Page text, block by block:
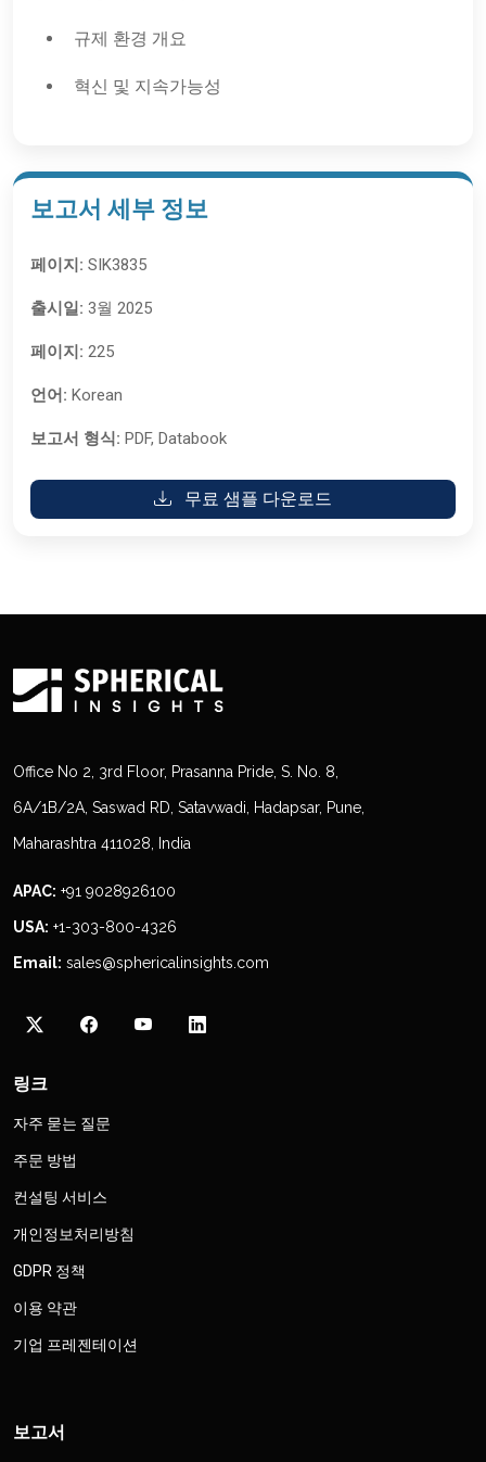
규제 환경 개요
혁신 및 지속가능성
보고서 세부 정보
페이지: SIK3835
출시일: 3월 2025
페이지: 225
언어: Korean
보고서 형식: PDF, Databook
무료 샘플 다운로드
Office No 2, 3rd Floor, Prasanna Pride, S. No. 8,
6A/1B/2A, Saswad RD, Satavwadi, Hadapsar, Pune,
Maharashtra 411028, India
APAC: +91 9028926100
USA: +1-303-800-4326
Email: sales@sphericalinsights.com
링크
자주 묻는 질문
주문 방법
컨설팅 서비스
개인정보처리방침
GDPR 정책
이용 약관
기업 프레젠테이션
보고서